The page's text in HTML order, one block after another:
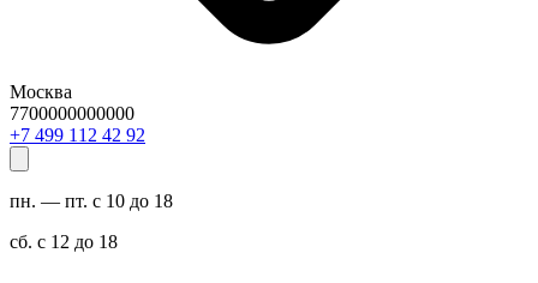
Москва
7700000000000
29 24 211 994 7+
пн. — пт. с 10 до 18
сб. с 12 до 18